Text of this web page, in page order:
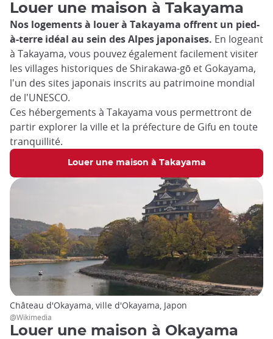
Louer une maison à Takayama
Nos logements à louer à Takayama offrent un pied-
à-terre idéal au sein des Alpes japonaises. En logeant
à Takayama, vous pouvez également facilement visiter
les villages historiques de Shirakawa-gō et Gokayama,
l'un des sites japonais inscrits au patrimoine mondial
de l'UNESCO.
Ces hébergements à Takayama vous permettront de
partir explorer la ville et la préfecture de Gifu en toute
tranquillité.
Louer une maison à Takayama
Louer une maison à Okayama
Château d'Okayama, ville d'Okayama, Japon
@Wikimedia